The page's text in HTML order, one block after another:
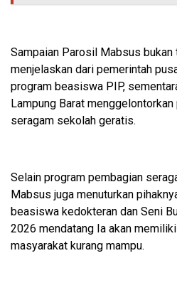
Sampaian Parosil Mabsus bukan
menjelaskan dari pemerintah
program beasiswa PIP,
Lampung Barat
seragam sekolah geratis.
Selain program pembagian
Mabsus juga menuturkan
beasiswa kedokteran dan Seni
2026 mendatang Ia akan
masyarakat kurang mampu.